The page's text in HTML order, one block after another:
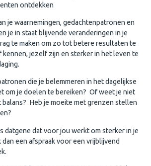
ontdekken
je waarnemingen, gedachtenpatronen en
je in staat blijvende veranderingen in je
te maken om zo tot betere resultaten te
kennen, jezelf zijn en sterker in het leven te
die je belemmeren in het dagelijkse
om je doelen te bereiken? Of weet je niet
Heb je moeite met grenzen stellen
datgene dat voor jou werkt om sterker in je
dan een afspraak voor een vrijblijvend